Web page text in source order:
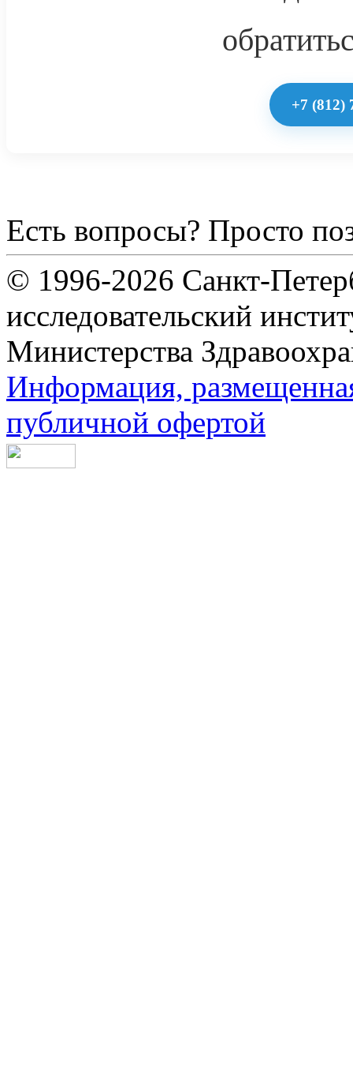
+7 (812)
Есть вопросы? Просто
© 1996-2026 Санкт-
исследовательский
Министерства
Информация,
публичной офертой